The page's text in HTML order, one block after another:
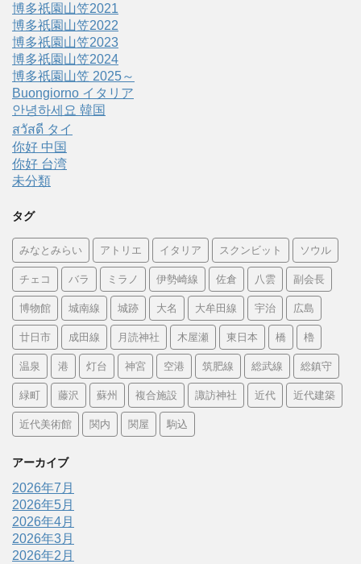
博多祇園山笠2021
博多祇園山笠2022
博多祇園山笠2023
博多祇園山笠2024
博多祇園山笠 2025～
Buongiorno イタリア
안녕하세요 韓国
สวัสดี タイ
你好 中国
你好 台湾
未分類
タグ
みなとみらい アトリエ イタリア スクンビット ソウル
チェコ バラ ミラノ 伊勢崎線 佐倉 八雲 副会長
博物館 城南線 城跡 大名 大牟田線 宇治 広島
廿日市 成田線 月読神社 木屋瀬 東日本 橋 櫓
温泉 港 灯台 神宮 空港 筑肥線 総武線 総鎮守
緑町 藤沢 蘇州 複合施設 諏訪神社 近代 近代建築
近代美術館 関内 関屋 駒込
アーカイブ
2026年7月
2026年5月
2026年4月
2026年3月
2026年2月